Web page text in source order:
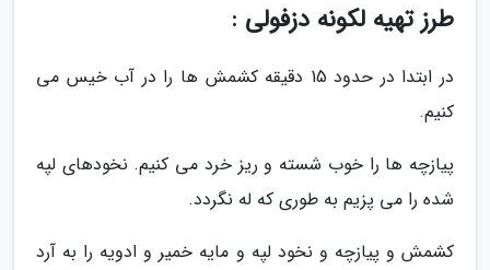
طرز تهیه لکونه دزفولی :
در ابتدا در حدود 15 دقیقه کشمش ها را در آب خیس می
کنیم.
پیازچه ها را خوب شسته و ریز خرد می کنیم. نخودهای لپه
شده را می پزیم به طوری که له نگردد.
کشمش و پیازچه و نخود لپه و مایه خمیر و ادویه را به آرد